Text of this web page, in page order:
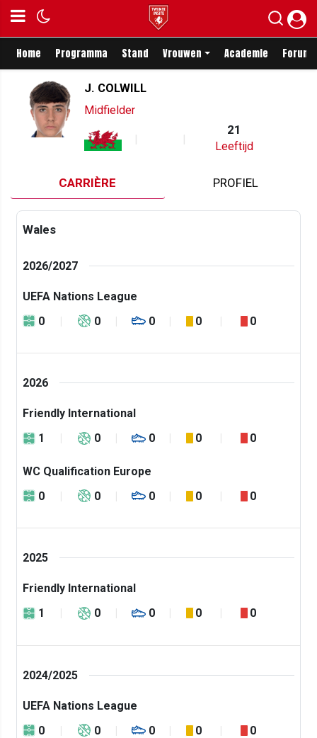
Home Programma Stand Vrouwen Academie Forum
J. COLWILL
Midfielder
21
Leeftijd
CARRIÈRE PROFIEL
Wales
2026/2027
UEFA Nations League
0
0 0 0 0
2026
Friendly International
1
0 0 0 0
WC Qualification Europe
0
0 0 0 0
2025
Friendly International
1
0 0 0 0
2024/2025
UEFA Nations League
0
0 0 0 0